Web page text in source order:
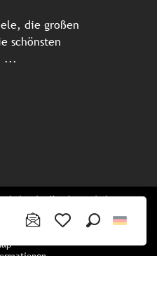
die großen
schönsten
...
mit allen bretonischen